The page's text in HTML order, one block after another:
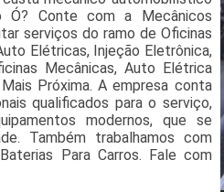
Ó? Conte com a Mecânicos
serviços do ramo de Oficinas
Elétricas, Injeção Eletrônica,
Mecânicas, Auto Elétrica
Próxima. A empresa conta
qualificados para o serviço,
modernos, que se
Também trabalhamos com
Para Carros. Fale com